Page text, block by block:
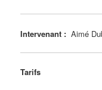
Intervenant : Aimé
Tarifs